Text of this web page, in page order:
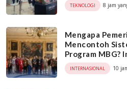
TEKNOLOGI 8 jam
Mengapa
Mencontoh
Program MBG?
INTERNASIONAL 10